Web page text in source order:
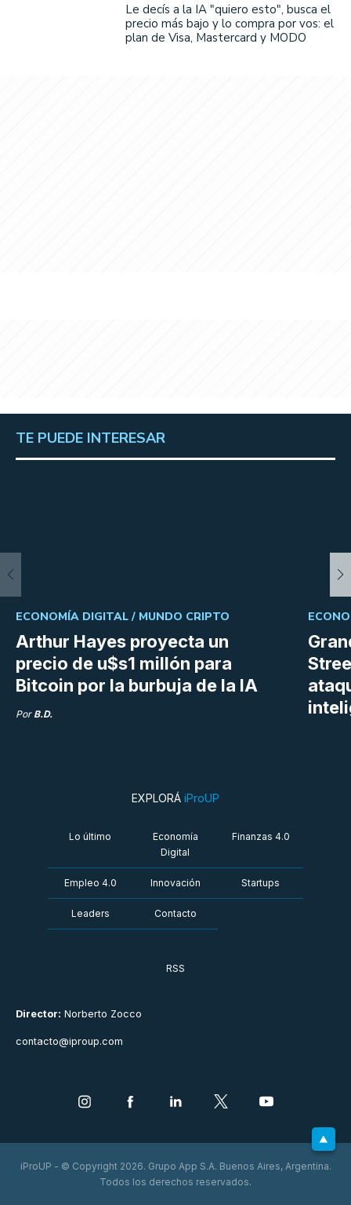
Le decís a la IA "quiero esto", busca el
precio más bajo y lo compra por vos: el
plan de Visa, Mastercard y MODO
TE PUEDE INTERESAR
Arthur Hayes proyecta un
precio de u$s1 millón para
Bitcoin por la burbuja de la IA
ECONOMÍA DIGITAL / MUNDO CRIPTO
Por B.D.
Director: Norberto Zocco
contacto@iproup.com
EXPLORÁ iProUP
Lo último
Economía
Digital
Finanzas 4.0
Empleo 4.0 Innovación Startups
Leaders Contacto
RSS
iProUP - © Copyright 2026. Grupo App S.A. Buenos Aires, Argentina.
Todos los derechos reservados.